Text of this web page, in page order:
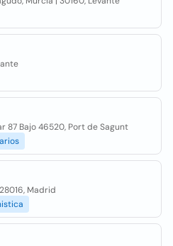
87 Bajo 46520, Port de Sagunt
Madrid